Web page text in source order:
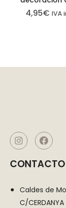
4,95€ IVA
CONTACTO
Caldes de
C/
de privacidad
Estas cookies
no almacenan
ninguna
personal.